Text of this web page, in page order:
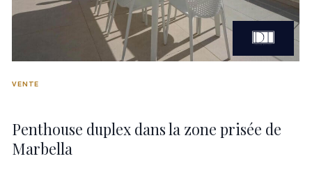
Penthouse duplex dans la zone prisée de
Marbella
VENTE